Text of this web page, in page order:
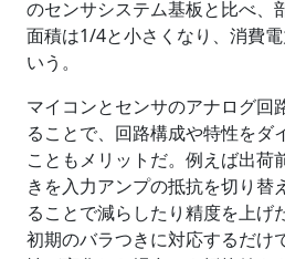
のセンサシステム基板と比べ、
面積は1/4と小さくなり、消費
いう。
マイコンとセンサのアナログ回
ることで、回路構成や特性をダ
こともメリットだ。例えば出荷
きを入力アンプの抵抗を切り替
ることで減らしたり精度を上げ
初期のバラつきに対応するだけ